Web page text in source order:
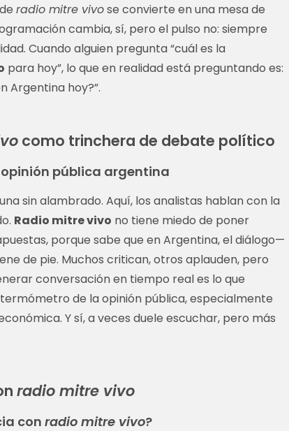
radio mitre vivose convierte en una mesa de
cambia, sí, pero el pulso no: siempre
Cuando alguien pregunta “cuál es la
para hoy”, lo que en realidad está preguntando es:
Argentina hoy?”.
como trinchera de debate político
pública argentina
sin alambrado. Aquí, los analistas hablan con la
Radio mitre vivo no tiene miedo de poner
porque sabe que en Argentina, el diálogo—
de pie. Muchos critican, otros aplauden, pero
conversación en tiempo real es lo que
de la opinión pública, especialmente
Y sí, a veces duele escuchar, pero más
radio mitre vivo
con radio mitre vivo?